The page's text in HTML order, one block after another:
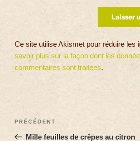
Ce site utilise Akismet pour réduire les
savoir plus sur la façon dont les
commentaires sont traitées.
PRÉCÉDENT
Mille feuilles de crêpes au citron